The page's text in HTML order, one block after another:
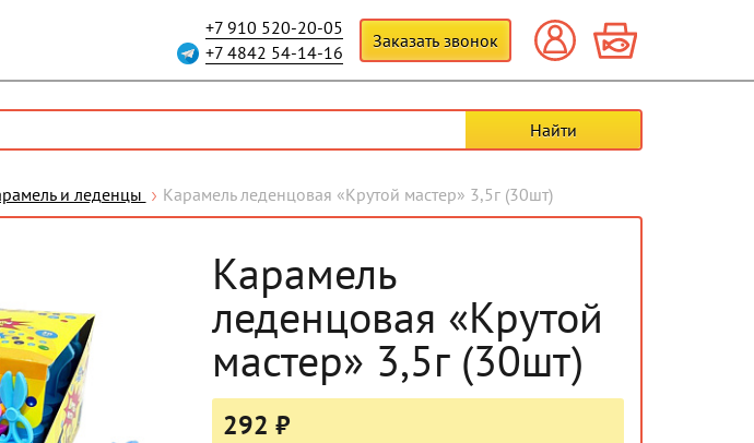
+7 910 520-20-05
+7 4842 54-14-16
Заказать звонок
и леденцы Карамель леденцовая «Крутой мастер» 3,5г (30шт)
Карамель
леденцовая «Крутой
мастер» 3,5г (30шт)
292 ₽